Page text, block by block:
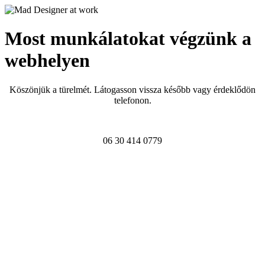
Most munkálatokat végzünk a
webhelyen
Köszönjük a türelmét. Látogasson vissza később vagy érdeklődön
telefonon.
06 30 414 0779